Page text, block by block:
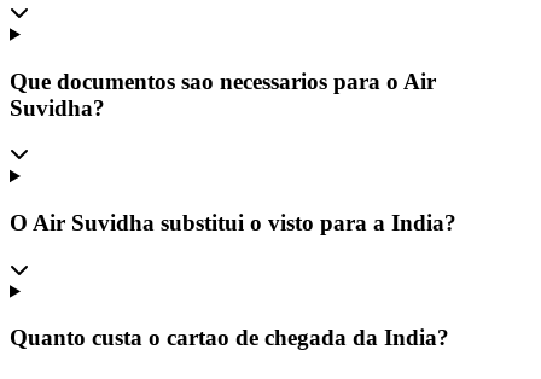
Que documentos sao necessarios para o Air
Suvidha?
O Air Suvidha substitui o visto para a India?
Quanto custa o cartao de chegada da India?